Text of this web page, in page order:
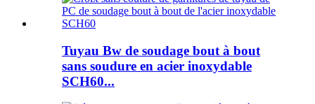
Tuyau Bw de soudage bout à bout
sans soudure en acier inoxydable
SCH60...